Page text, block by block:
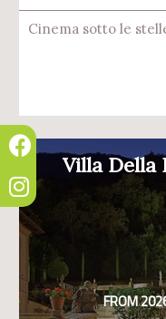
Cinema sotto le
Villa Della
FROM